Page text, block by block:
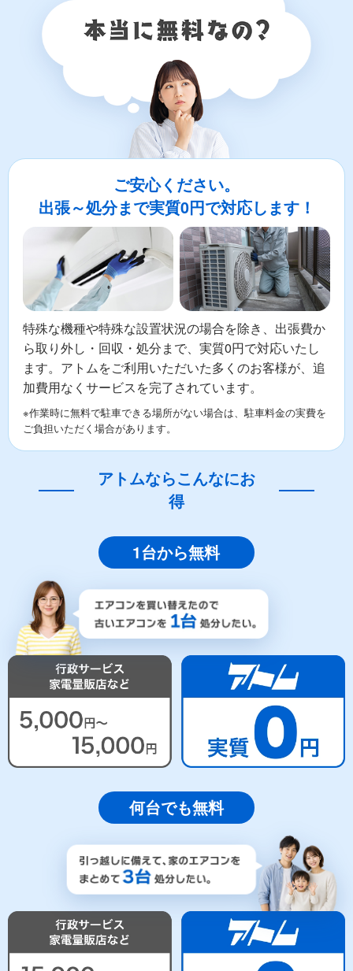
ご安心ください。
出張～処分まで実質0円で対応します！
特殊な機種や特殊な設置状況の場合を除き、出張費か
ら取り外し・回収・処分まで、実質0円で対応いたし
ます。アトムをご利用いただいた多くのお客様が、追
加費用なくサービスを完了されています。
※作業時に無料で駐車できる場所がない場合は、駐車料金の実費を
ご負担いただく場合があります。
アトムならこんなにお
得
1台から無料
何台でも無料